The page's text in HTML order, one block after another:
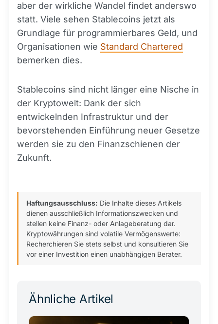
aber der wirkliche Wandel findet anderswo
statt. Viele sehen Stablecoins jetzt als
Grundlage für programmierbares Geld, und
Organisationen wie Standard Chartered
bemerken dies.
Stablecoins sind nicht länger eine Nische in
der Kryptowelt: Dank der sich
entwickelnden Infrastruktur und der
bevorstehenden Einführung neuer Gesetze
werden sie zu den Finanzschienen der
Zukunft.
Haftungsausschluss: Die Inhalte dieses Artikels
dienen ausschließlich Informationszwecken und
stellen keine Finanz- oder Anlageberatung dar.
Kryptowährungen sind volatile Vermögenswerte:
Recherchieren Sie stets selbst und konsultieren Sie
vor einer Investition einen unabhängigen Berater.
Ähnliche Artikel